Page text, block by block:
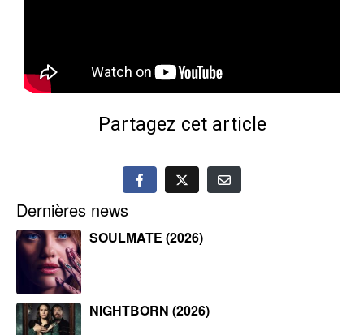
Partagez cet article
Dernières news
SOULMATE (2026)
NIGHTBORN (2026)